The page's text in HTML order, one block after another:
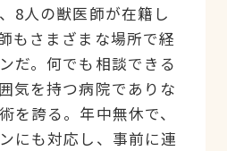
8人の獣医師が在籍し
もさまざまな場所で経
だ。何でも相談できる
気を持つ病院でありな
を誇る。年中無休で、
にも対応し、事前に連